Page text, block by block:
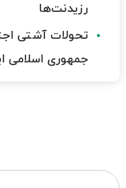
رزیدنت‌ها
تحولات آشتی
جمهوری اسلامی